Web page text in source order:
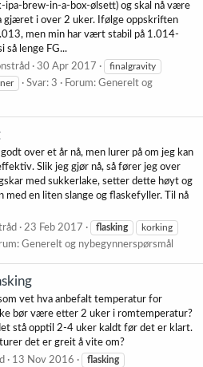
brew-in-a-box-ølsett) og skal nå være
gjæret i over 2 uker. Ifølge oppskriften
men min har vært stabil på 1.014-
så lenge FG...
30 Apr 2017
finalgravity
Svar: 3 Forum: Generelt og
over et år nå, men lurer på om jeg kan
Slik jeg gjør nå, så fører jeg over
med sukkerlake, setter dette høyt og
med en liten slange og flaskefyller. Til nå
23 Feb 2017 flasking
korking
Generelt og nybegynnerspørsmål
vet hva anbefalt temperatur for
bør være etter 2 uker i romtemperatur?
stå opptil 2-4 uker kaldt før det er klart.
det er greit å vite om?
13 Nov 2016
flasking